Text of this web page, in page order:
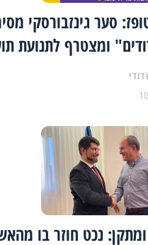
סער גינזבורסקי
ומצטרף לתנועת
נכט חוזר בו